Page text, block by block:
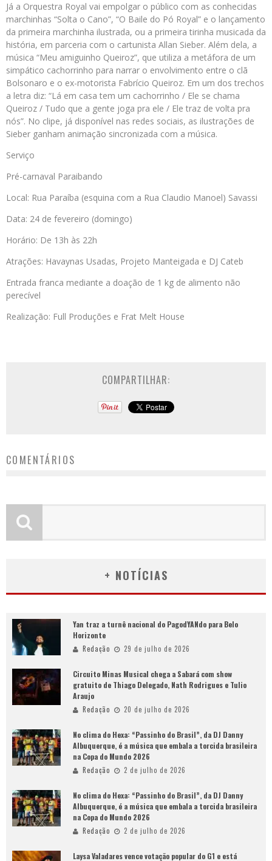
Já a Orquestra Royal vai empolgar o público com as conhecidas
marchinhas “Solta o Cano”, “O Baile do Pó Royal” e o lançamento
da primeira marchinha ilustrada, ou a primeira tirinha musicada da
história, em parceria com o cartunista Allan Sieber. Além dela, a
música “Meu amiguinho Queiroz”, que utiliza a metáfora de um
simpático cachorrinho para narrar o envolvimento entre o clã
Bolsonaro e o ex-motorista Fabrício Queiroz. Em um dos trechos
a letra diz: “Lá em casa tem um cachorrinho / Ele se chama
Queiroz / Tudo que a gente joga pra ele / Ele traz de volta pra
nós”. No clipe, já disponível nas redes sociais, as ilustrações de
Sieber ganham animação sincronizada com a música.
Serviço
Pré-carnaval Paraibando
Local: Rua Paraíba (esquina com a Rua Claudio Manoel) Savassi
Data: 24 de fevereiro (domingo)
Horário: De 13h às 22h
Atrações: Havaynas Usadas, Projeto Manteigada e DJ Cateb
Entrada franca mediante a doação de 1 kg de alimento não
perecível
Realização: Full Produções e Frat Melt House
COMPARTILHAR:
COMENTÁRIOS
+ NOTÍCIAS
Yan traz a turnê nacional do PagodYANdo para Belo
Horizonte
Redação 29 de julho de 2026
Circuito Minas Musical chega a Sabará com show
gratuito de Thiago Delegado, Nath Rodrigues e Tulio
Araujo
Redação 20 de julho de 2026
No clima do Hexa: “Passinho do Brasil”, da DJ Danny
Albuquerque, é a música que embala a torcida brasileira
na Copa do Mundo 2026
Redação 2 de julho de 2026
No clima do Hexa: “Passinho do Brasil”, da DJ Danny
Albuquerque, é a música que embala a torcida brasileira
na Copa do Mundo 2026
Redação 2 de julho de 2026
Laysa Valadares vence votação popular do G1 e está